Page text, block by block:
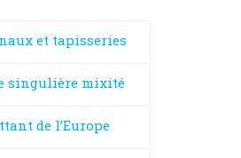
et tapisseries
singulière mixité
de l’Europe